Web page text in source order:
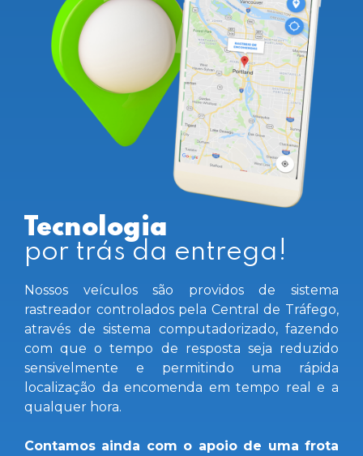
Tecnologia
por trás da entrega!
Nossos veículos são providos de sistema
rastreador controlados pela Central de Tráfego,
através de sistema computadorizado, fazendo
com que o tempo de resposta seja reduzido
sensivelmente e permitindo uma rápida
localização da encomenda em tempo real e a
qualquer hora.
Contamos ainda com o apoio de uma frota